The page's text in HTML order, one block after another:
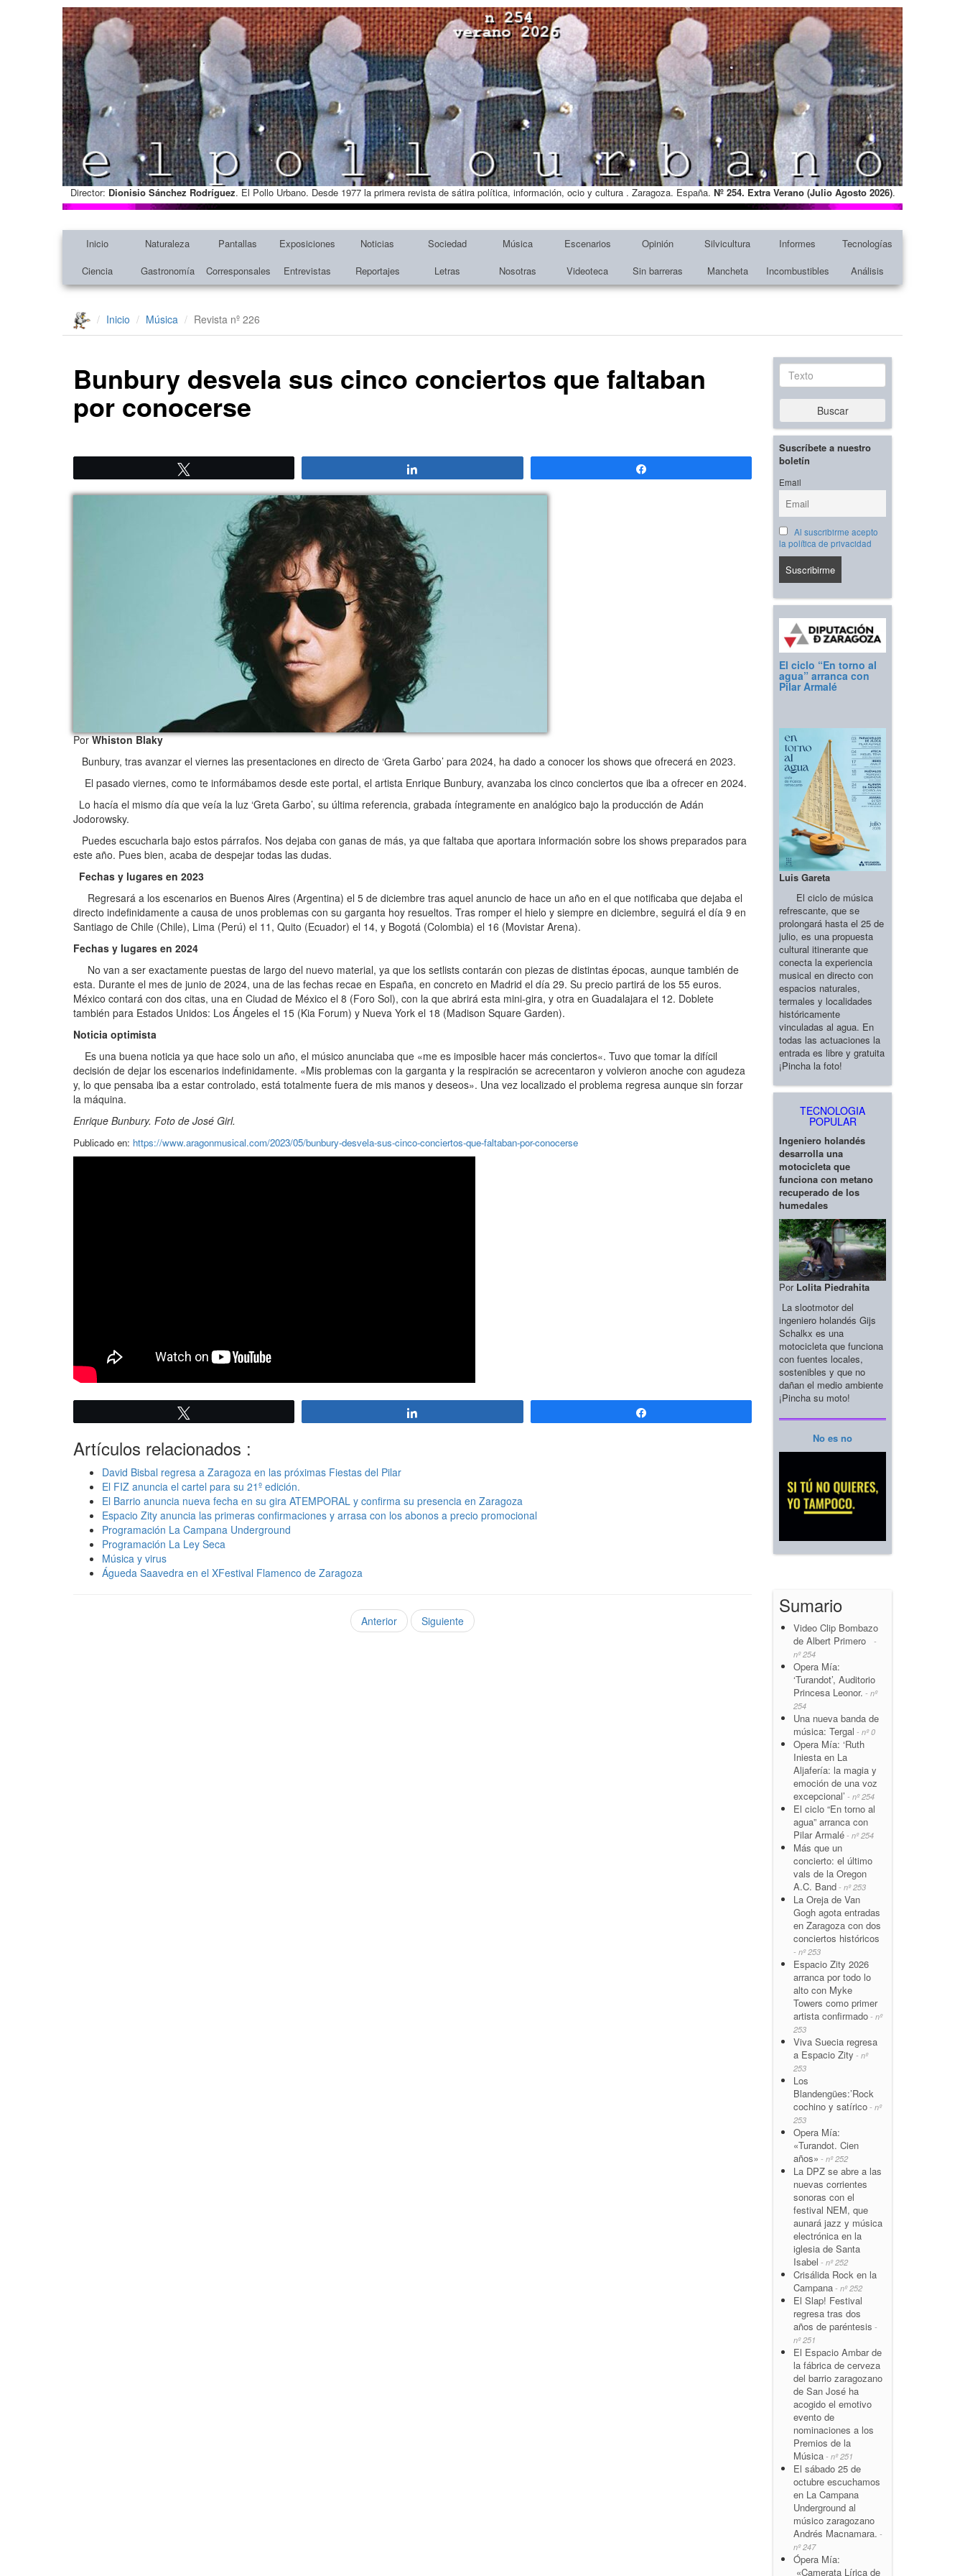
Director: Dionisio Sánchez Rodríguez. El Pollo Urbano. Desde 1977 la primera revista de sátira política, información, ocio y cultura . Zaragoza. España. Nº 254. Extra Verano (Julio Agosto 2026).
Inicio Naturaleza Pantallas Exposiciones Noticias Sociedad Música Escenarios Opinión Silvicultura Informes
Tecnologías
Ciencia
Gastronomía Corresponsales Entrevistas Reportajes Letras Nosotras Videoteca Sin barreras Mancheta Incombustibles Análisis
Inicio Música Revista nº 226
Bunbury desvela sus cinco conciertos que faltaban
por conocerse
PorWhiston Blaky
Bunbury, tras avanzar el viernes las presentaciones en directo de ‘Greta Garbo’ para 2024, ha dado a conocer los shows que ofrecerá en 2023.
El pasado viernes, como te informábamos desde este portal, el artista Enrique Bunbury, avanzaba los cinco conciertos que iba a ofrecer en 2024.
Lo hacía el mismo día que veía la luz ‘Greta Garbo’, su última referencia, grabada íntegramente en analógico bajo la producción de Adán
Jodorowsky.
Puedes escucharla bajo estos párrafos. Nos dejaba con ganas de más, ya que faltaba que aportara información sobre los shows preparados para
este año. Pues bien, acaba de despejar todas las dudas.
Fechas y lugares en 2023
Regresará a los escenarios en Buenos Aires (Argentina) el 5 de diciembre tras aquel anuncio de hace un año en el que notificaba que dejaba el
directo indefinidamente a causa de unos problemas con su garganta hoy resueltos. Tras romper el hielo y siempre en diciembre, seguirá el día 9 en
Santiago de Chile (Chile), Lima (Perú) el 11, Quito (Ecuador) el 14, y Bogotá (Colombia) el 16 (Movistar Arena).
Fechas y lugares en 2024
No van a ser exactamente puestas de largo del nuevo material, ya que los setlists contarán con piezas de distintas épocas, aunque también de
esta. Durante el mes de junio de 2024, una de las fechas recae en España, en concreto en Madrid el día 29. Su precio partirá de los 55 euros.
México contará con dos citas, una en Ciudad de México el 8 (Foro Sol), con la que abrirá esta mini-gira, y otra en Guadalajara el 12. Doblete
también para Estados Unidos: Los Ángeles el 15 (Kia Forum) y Nueva York el 18 (Madison Square Garden).
Noticia optimista
Es una buena noticia ya que hace solo un año, el músico anunciaba que «me es imposible hacer más conciertos«. Tuvo que tomar la difícil
decisión de dejar los escenarios indefinidamente. «Mis problemas con la garganta y la respiración se acrecentaron y volvieron anoche con agudeza
y, lo que pensaba iba a estar controlado, está totalmente fuera de mis manos y deseos». Una vez localizado el problema regresa aunque sin forzar
la máquina.
Enrique Bunbury. Foto de José Girl.
Publicado en: https://www.aragonmusical.com/2023/05/bunbury-desvela-sus-cinco-conciertos-que-faltaban-por-conocerse
Artículos relacionados :
David Bisbal regresa a Zaragoza en las próximas Fiestas del Pilar
El FIZ anuncia el cartel para su 21º edición.
El Barrio anuncia nueva fecha en su gira ATEMPORAL y confirma su presencia en Zaragoza
Espacio Zity anuncia las primeras confirmaciones y arrasa con los abonos a precio promocional
Programación La Campana Underground
Programación La Ley Seca
Música y virus
Águeda Saavedra en el XFestival Flamenco de Zaragoza
Anterior Siguiente
Texto
Buscar
Suscríbete a nuestro
boletín
Email
Al suscribirme acepto
la política de privacidad
El ciclo “En torno al
agua” arranca con
Pilar Armalé
Luis Gareta
El ciclo de música
refrescante, que se
prolongará hasta el 25 de
julio, es una propuesta
cultural itinerante que
conecta la experiencia
musical en directo con
espacios naturales,
termales y localidades
históricamente
vinculadas al agua. En
todas las actuaciones la
entrada es libre y gratuita
¡Pincha la foto!
TECNOLOGIA
POPULAR
Ingeniero holandés
desarrolla una
motocicleta que
funciona con metano
recuperado de los
humedales
Por Lolita Piedrahita
La slootmotor del
ingeniero holandés Gijs
Schalkx es una
motocicleta que funciona
con fuentes locales,
sostenibles y que no
dañan el medio ambiente
¡Pincha su moto!
No es no
Sumario
Video Clip Bombazo
de Albert Primero
-
nº 254
Opera Mía:
‘Turandot’, Auditorio
Princesa Leonor. - nº
254
Una nueva banda de
música: Tergal - nº 0
Opera Mía: ‘Ruth
Iniesta en La
Aljafería: la magia y
emoción de una voz
excepcional’ - nº 254
El ciclo “En torno al
agua” arranca con
Pilar Armalé - nº 254
Más que un
concierto: el último
vals de la Oregon
A.C. Band - nº 253
La Oreja de Van
Gogh agota entradas
en Zaragoza con dos
conciertos históricos
- nº 253
Espacio Zity 2026
arranca por todo lo
alto con Myke
Towers como primer
artista confirmado - nº
253
Viva Suecia regresa
a Espacio Zity - nº
253
Los
Blandengües:’Rock
cochino y satírico - nº
253
Opera Mía:
«Turandot. Cien
años» - nº 252
La DPZ se abre a las
nuevas corrientes
sonoras con el
festival NEM, que
aunará jazz y música
electrónica en la
iglesia de Santa
Isabel - nº 252
Crisálida Rock en la
Campana - nº 252
El Slap! Festival
regresa tras dos
años de paréntesis -
nº 251
El Espacio Ambar de
la fábrica de cerveza
del barrio zaragozano
de San José ha
acogido el emotivo
evento de
nominaciones a los
Premios de la
Música - nº 251
El sábado 25 de
octubre escuchamos
en La Campana
Underground al
músico zaragozano
Andrés Macnamara. -
nº 247
Ópera Mía:
«Camerata Lírica de